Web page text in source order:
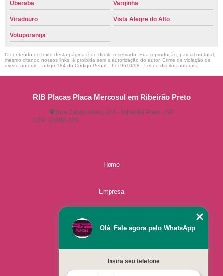
Uberaba Varginha
Viradouro Vista Alegre do Alto
Votuporanga
O conteúdo do texto desta página é de direito reservado. Sua reprodução, parcial ou total,
mesmo citando nossos links, é proibida sem a autorização do autor. Crime de violação de
direito autoral – artigo 184 do Código Penal – Lei 9610/98 - Lei de direitos autorais
RIB Placas Placa Mercosul em Ribeirão Preto
Rua Castro Alves, 244 - Ribeirão Preto - SP
CEP: 14080-370
Home
Empresa
Contato
Olá! Fale agora pelo WhatsApp
Insira seu telefone